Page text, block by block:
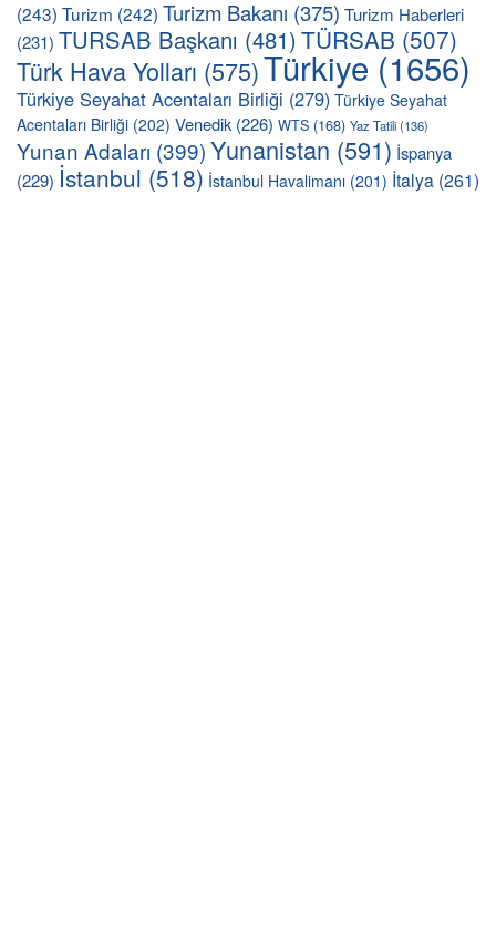
(243) Turizm (242) Turizm Bakanı (375) Turizm Haberleri
(231) TURSAB Başkanı (481)TÜRSAB (507)
Türk Hava Yolları (575)Türkiye (1656)
Türkiye Seyahat Acentaları Birliği (279) Türkiye Seyahat
Acentaları Birliği (202) Venedik (226) WTS (168) Yaz Tatili(136)
Yunan Adaları (399)Yunanistan (591) İspanya
(229) İstanbul (518) İstanbul Havalimanı (201) İtalya (261)